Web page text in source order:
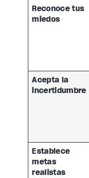
Reconoce tus
miedos
Acepta la
incertidumbre
Establece
metas
realistas